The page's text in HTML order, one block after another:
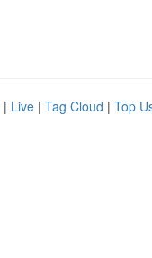
| Live | Tag Cloud | Top